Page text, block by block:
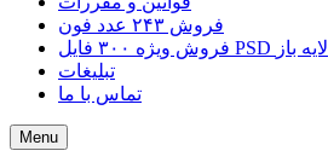
فروش ۲۴۳ عدد فون
فروش ویژه ۳۰۰ فایل PSD لایه باز
تبلیغات
تماس با ما
Menu